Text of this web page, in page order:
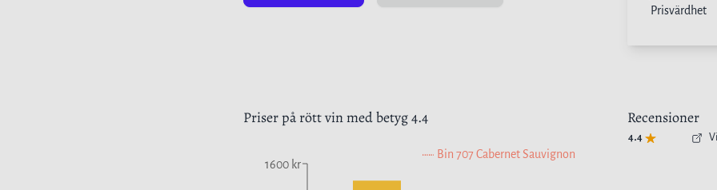
Prisvärdhet
Priser på rött vinmed betyg4.4
1600 kr
Bin 707 Cabernet Sauvignon
Recensioner
4.4